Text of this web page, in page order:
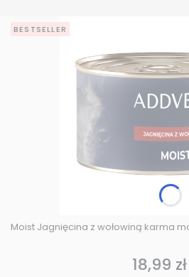
BESTSELLER
Moist Jagnięcina z wołowiną karma
Cena
18,99 zł